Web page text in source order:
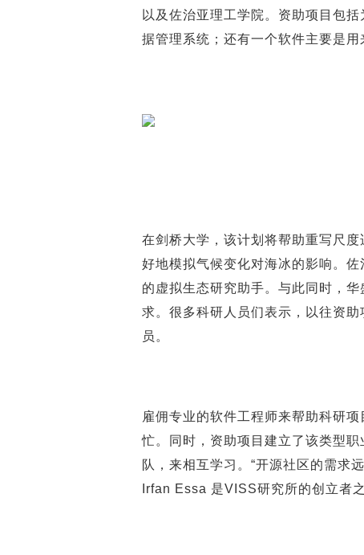
以及佐治亚理工学院。资助项目包
据管理系统；还有一个软件主要是用
在剑桥大学，该计划将帮助重写尺
好地模拟气候变化对海冰的影响。
的虚拟生态研究助手。与此同时，
求。很多科研人员们表示，以往资
员。
雇佣专业的软件工程师来帮助科研
忙。同时，资助项目建立了该类型
队，来相互学习。“开源社区的需求
Irfan Essa 是VISS研究所的创立者